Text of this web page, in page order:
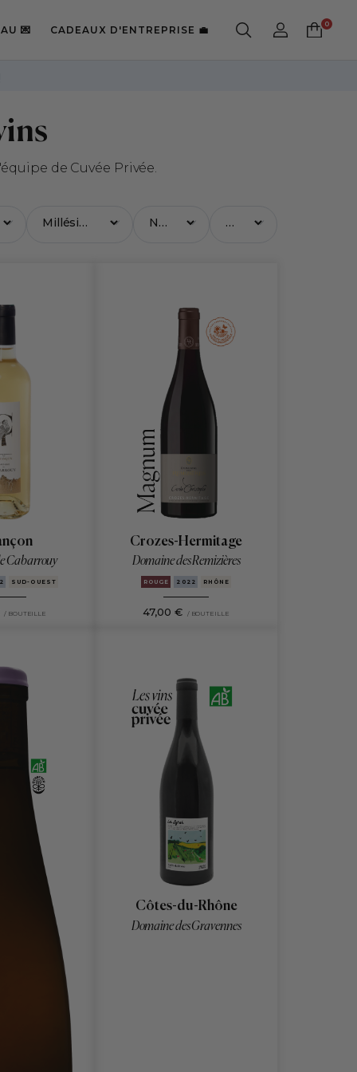
💌 CADEAUX D'ENTREPRISE 💼
de Cuvée Privée.
Cabarrouy
SUD-OUEST
/ BOUTEILLE
Crozes-Hermitage
Domaine des Remizières
ROUGE 2022 RHÔNE
47,00 € / BOUTEILLE
Côtes-du-Rhône
Domaine des Gravennes